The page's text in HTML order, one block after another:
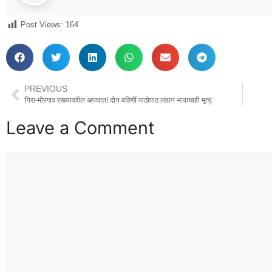
Post Views: 164
PREVIOUS
निरा-मोरगाव रस्त्यावरील अपघात! दोन बहिणीं पाठोपाठ लहान भावाचाही मृत्यू
Leave a Comment